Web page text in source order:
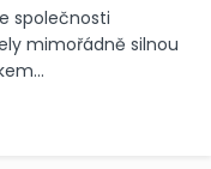
společnosti
mimořádně silnou